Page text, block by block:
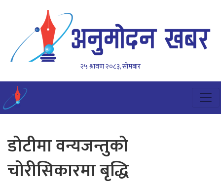
२५ श्रावण २०८३, सोमबार
डोटीमा वन्यजन्तुको
चोरीसिकारमा बृद्धि